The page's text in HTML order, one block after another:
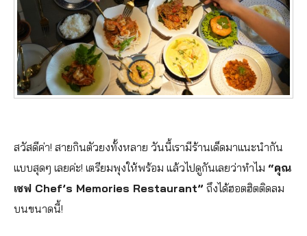
สวัสดีค่า! สายกินตัวยงทั้งหลาย วันนี้เรามีร้านเด็ดมาแนะนำกัน
แบบสุดๆ เลยค่ะ! เตรียมพุงให้พร้อม แล้วไปดูกันเลยว่าทำไม “คุณ
เชฟ Chef’s Memories Restaurant” ถึงได้ฮอตฮิตติดลม
บนขนาดนี้!